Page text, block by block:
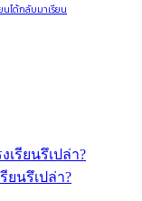
นได้กลับมาเรียน
ยนรึเปล่า?